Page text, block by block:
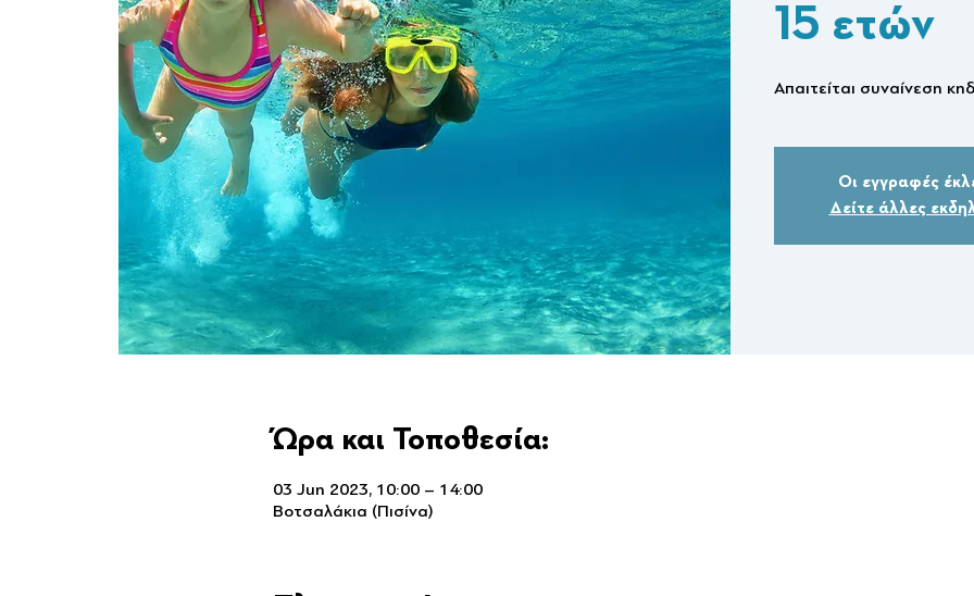
15 ετών
Απαιτείται συναίνεση
Οι εγγραφές
Δείτε άλλες
Ώρα και Τοποθεσία:
03 Jun 2023, 10:00 – 14:00
Βοτσαλάκια (Πισίνα)